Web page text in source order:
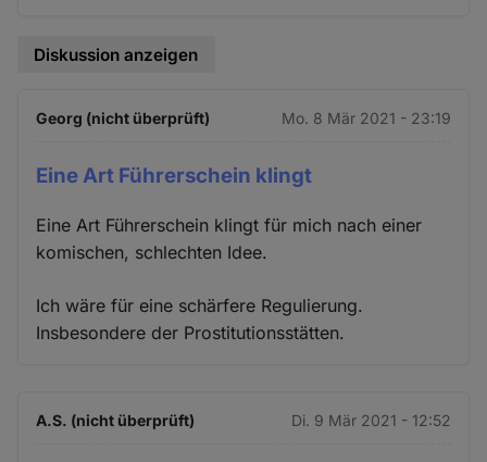
Diskussion anzeigen
Georg (nicht überprüft) Mo. 8 Mär 2021 - 23:19
Eine Art Führerschein klingt
Eine Art Führerschein klingt für mich nach einer
komischen, schlechten Idee.
Ich wäre für eine schärfere Regulierung.
Insbesondere der Prostitutionsstätten.
A.S. (nicht überprüft) Di. 9 Mär 2021 - 12:52